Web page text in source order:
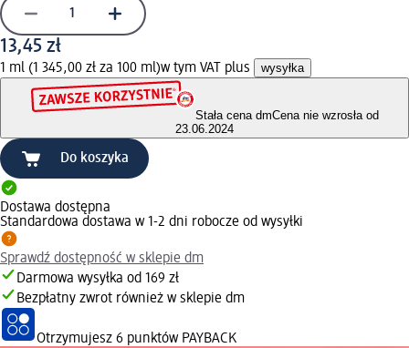
13,45 zł
1 ml (1 345,00 zł za 100 ml)w tym VAT plus wysyłka
Stała cena dmCena nie wzrosła od
23.06.2024
Do koszyka
Dostawa dostępna
Standardowa dostawa w 1-2 dni robocze od wysyłki
Sprawdź dostępność w sklepie dm
Darmowa wysyłka od 169 zł
Bezpłatny zwrot również w sklepie dm
Otrzymujesz 6 punktów PAYBACK